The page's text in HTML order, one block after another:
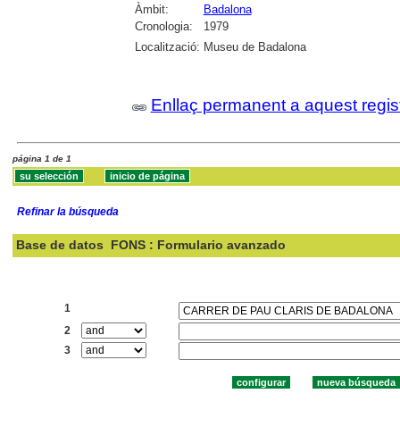
Àmbit:
Badalona
Cronologia:
1979
Localització: Museu de Badalona
Enllaç permanent a aquest
página 1 de 1
Refinar la búsqueda
Base de datos FONS : Formulario avanzado
1
2
3